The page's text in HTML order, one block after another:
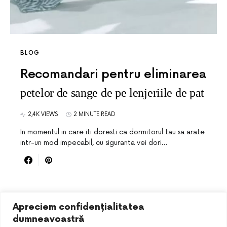
Apreciem confidențialitatea
dumneavoastră
BLOG
Recomandari pentru eliminarea
petelor de sange de pe lenjeriile de pat
2,4K VIEWS 2 MINUTE READ
In momentul in care iti doresti ca dormitorul tau sa arate
intr-un mod impecabil, cu siguranta vei dori…